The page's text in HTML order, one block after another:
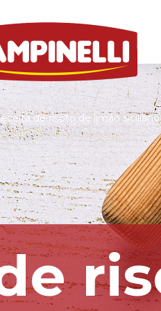
de risoto de limão